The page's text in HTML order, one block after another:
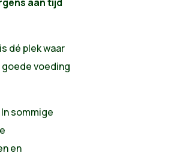
dé plek waar
voeding
sommige
en